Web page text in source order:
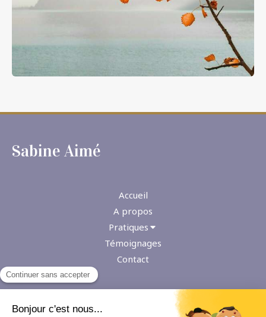
Sabine Aimé
Accueil
A propos
Pratiques
Témoignages
Contact